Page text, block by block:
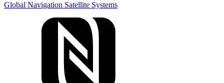
Global Navigation Satellite Systems